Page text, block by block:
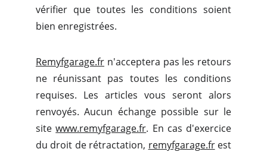
vérifier que toutes les conditions soient
bien enregistrées.
Remyfgarage.fr n'acceptera pas les retours
ne réunissant pas toutes les conditions
requises. Les articles vous seront alors
renvoyés. Aucun échange possible sur le
sitewww.remyfgarage.fr. En cas d'exercice
du droit de rétractation, remyfgarage.frest